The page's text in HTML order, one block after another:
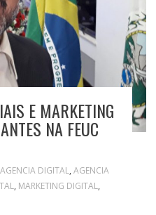
E MARKETING
NA FEUC
AGENCIA DIGITAL, AGENCIA
, MARKETING DIGITAL,